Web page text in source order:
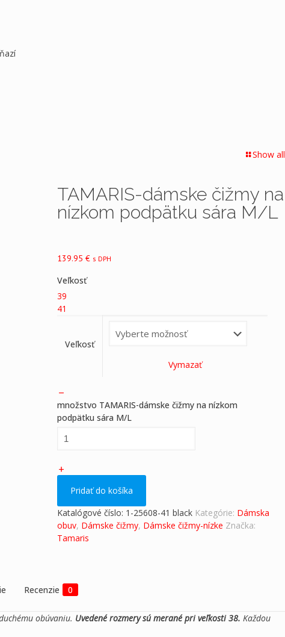
Show all
TAMARIS-dámske čižmy na
nízkom podpätku sára M/L
139.95 € s DPH
Veľkosť
39
41
Veľkosť
Vymazať
množstvo TAMARIS-dámske čižmy na nízkom
podpätku sára M/L
Pridať do košíka
Katalógové číslo: 1-25608-41 black Kategórie: Dámska
obuv, Dámske čižmy, Dámske čižmy-nízke Značka:
Tamaris
Recenzie 0
obúvaniu. Uvedené rozmery sú merané pri veľkosti 38. Každou